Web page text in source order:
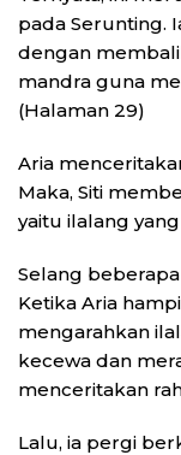
pada Serunting.
dengan
mandra guna
(Halaman 29)
Aria
Maka, Siti
yaitu ilalang
Selang
Ketika Aria
mengarahkan
kecewa dan
menceritakan
Lalu, ia pergi